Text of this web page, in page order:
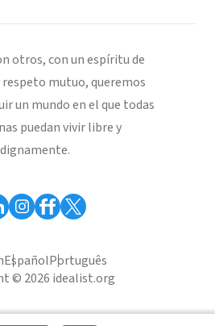
otros, con un espíritu de
respeto mutuo, queremos
un mundo en el que todas
puedan vivir libre y
dignamente.
EspañolPortuguês
© 2026 idealist.org